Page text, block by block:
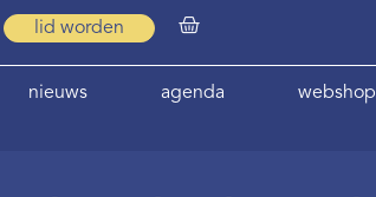
lid worden
nieuws agenda webshop